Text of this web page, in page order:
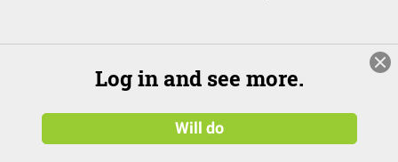
Log in and see more.
Will do